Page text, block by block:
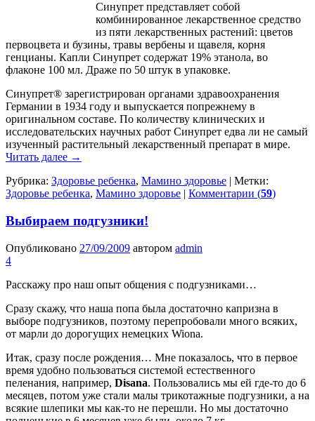
Синупрет представляет собой
комбинированное лекарственное средство
из пяти лекарственных растений: цветов
первоцвета и бузины, травы вербены и щавеля, корня
генцианы. Капли Синупрет содержат 19% этанола, во
флаконе 100 мл. Драже по 50 штук в упаковке.
Cинупрет® зарегистрирован органами здравоохранения
Германии в 1934 году и выпускается попрежнему в
оригинальном составе. По количеству клинических и
исследовательских научных работ Синупрет едва ли не самый
изученный растительный лекарственный препарат в мире.
Читать далее →
Рубрика: Здоровье ребенка, Мамино здоровье | Метки:
Здоровье ребенка, Мамино здоровье | Комментарии (59)
Выбираем подгузники!
Опубликовано 27/09/2009 автором admin
4
Расскажу про наш опыт общения с подгузниками…
Сразу скажу, что наша попа была достаточно капризна в
выборе подгузников, поэтому перепробовали много всяких,
от марли до дорогущих немецких Wiona.
Итак, сразу после рождения… Мне показалось, что в первое
время удобно пользоваться системой естественного
пеленания, например, Disana. Пользовались мы ей где-то до 6
месяцев, потом уже стали малы трикотажные подгузники, а на
всякие шлепики мы как-то не перешли. Но мы достаточно